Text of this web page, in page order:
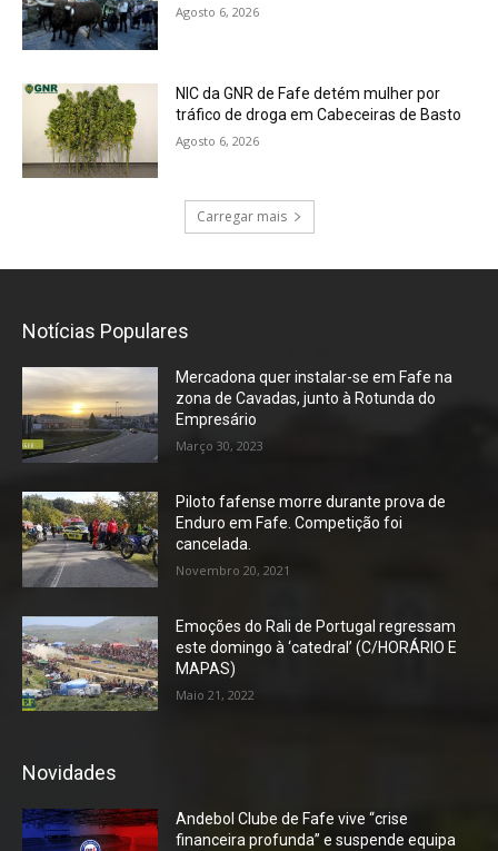
Agosto 6, 2026
NIC da GNR de Fafe detém mulher por
tráfico de droga em Cabeceiras de Basto
Agosto 6, 2026
Carregar mais
Notícias Populares
Mercadona quer instalar-se em Fafe na
zona de Cavadas, junto à Rotunda do
Empresário
Março 30, 2023
Piloto fafense morre durante prova de
Enduro em Fafe. Competição foi
cancelada.
Novembro 20, 2021
Emoções do Rali de Portugal regressam
este domingo à ‘catedral’ (C/HORÁRIO E
MAPAS)
Maio 21, 2022
Novidades
Andebol Clube de Fafe vive “crise
financeira profunda” e suspende equipa